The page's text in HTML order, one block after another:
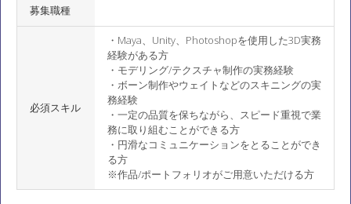
募集職種
必須スキル
・Maya、Unity、Photoshopを使用した3D実務
経験がある方
・モデリング/テクスチャ制作の実務経験
・ボーン制作やウェイトなどのスキニングの実
務経験
・一定の品質を保ちながら、スピード重視で業
務に取り組むことができる方
・円滑なコミュニケーションをとることができ
る方
※作品/ポートフォリオがご用意いただける方